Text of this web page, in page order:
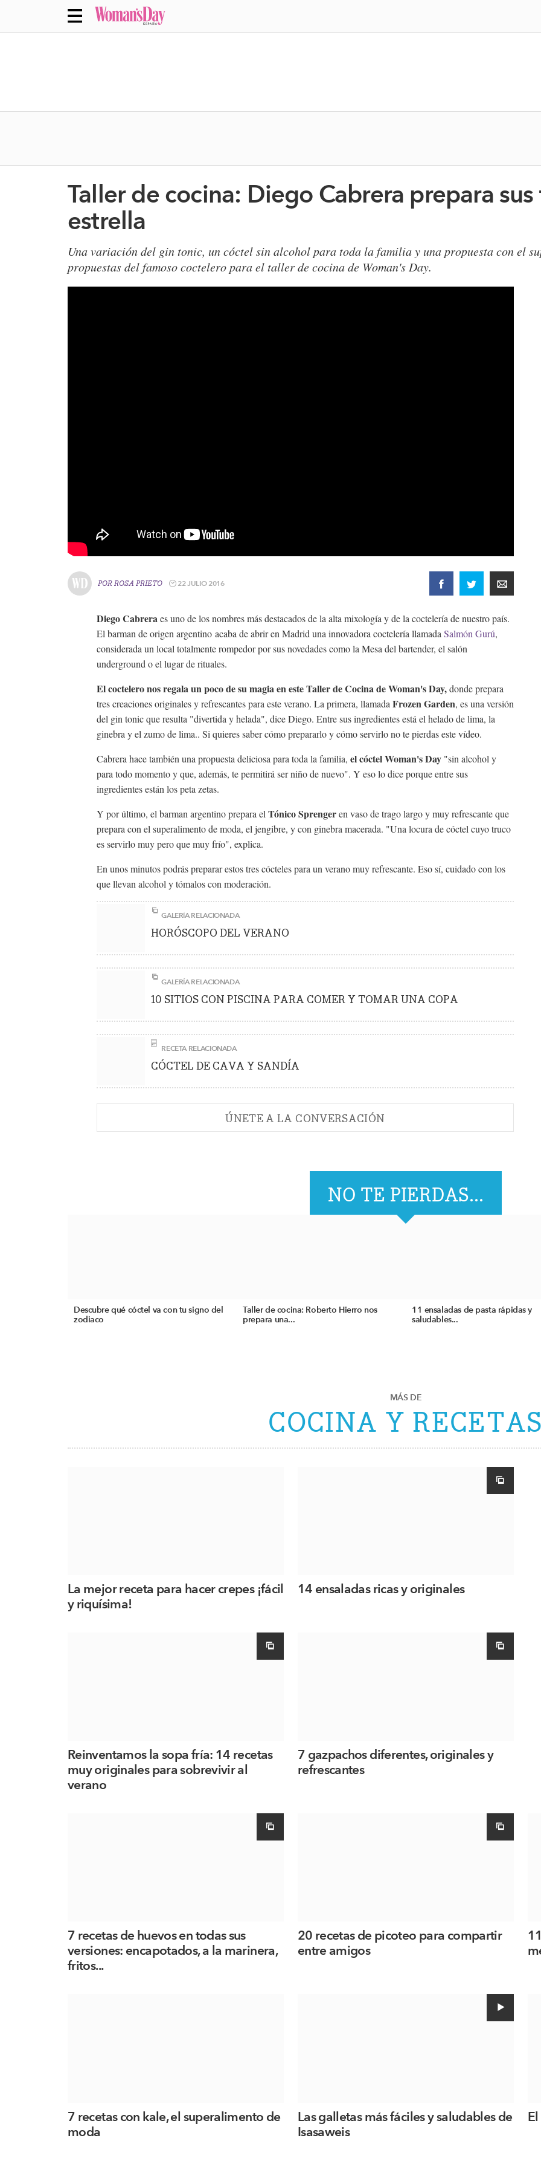
Taller de cocina: Diego Cabrera prepara
estrella
Una variación del gin tonic, un cóctel sin alcohol para toda la familia y una propuesta con el
propuestas del famoso coctelero para el taller de cocina de Woman's Day.
POR ROSA PRIETO 22 JULIO 2016
Diego Cabrera es uno de los nombres más destacados de la alta mixología y de la coctelería de nuestro país.
El barman de origen argentino acaba de abrir en Madrid una innovadora coctelería llamada Salmón Gurú,
considerada un local totalmente rompedor por sus novedades como la Mesa del bartender, el salón
underground o el lugar de rituales.
El coctelero nos regala un poco de su magia en este Taller de Cocina de Woman's Day,donde prepara
tres creaciones originales y refrescantes para este verano. La primera, llamada Frozen Garden, es una versión
del gin tonic que resulta "divertida y helada", dice Diego. Entre sus ingredientes está el helado de lima, la
ginebra y el zumo de lima.. Si quieres saber cómo prepararlo y cómo servirlo no te pierdas este vídeo.
Cabrera hace también una propuesta deliciosa para toda la familia, el cóctel Woman's Day "sin alcohol y
para todo momento y que, además, te permitirá ser niño de nuevo". Y eso lo dice porque entre sus
ingredientes están los peta zetas.
Y por último, el barman argentino prepara el Tónico Sprengeren vaso de trago largo y muy refrescante que
prepara con el superalimento de moda, el jengibre, y con ginebra macerada. "Una locura de cóctel cuyo truco
es servirlo muy pero que muy frío", explica.
En unos minutos podrás preparar estos tres cócteles para un verano muy refrescante. Eso sí, cuidado con los
que llevan alcohol y tómalos con moderación.
GALERÍA RELACIONADA
HORÓSCOPO DEL VERANO
GALERÍA RELACIONADA
10 SITIOS CON PISCINA PARA COMER Y TOMAR UNA COPA
RECETA RELACIONADA
CÓCTEL DE CAVA Y SANDÍA
ÚNETE A LA CONVERSACIÓN
NO TE PIERDAS...
Descubre qué cóctel va con tu signo del
zodiaco
Taller de cocina: Roberto Hierro nos
prepara una...
11 ensaladas de pasta rápidas y
saludables...
MÁS DE
COCINA Y RECETAS
La mejor receta para hacer crepes ¡fácil
y riquísima!
14 ensaladas ricas y originales
Reinventamos la sopa fría: 14 recetas
muy originales para sobrevivir al
verano
7 gazpachos diferentes, originales y
refrescantes
7 recetas de huevos en todas sus
versiones: encapotados, a la marinera,
fritos...
20 recetas de picoteo para compartir
entre amigos
7 recetas con kale, el superalimento de
moda
Las galletas más fáciles y saludables de
Isasaweis